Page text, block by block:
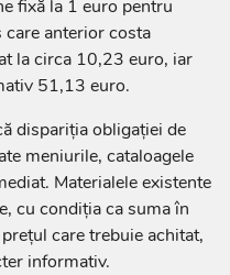
fixă la 1 euro pentru
anterior costa
la circa 10,23 euro, iar
51,13 euro.
dispariția obligației de
meniurile, cataloagele
Materialele existente
cu condiția ca suma în
care trebuie achitat,
informativ.